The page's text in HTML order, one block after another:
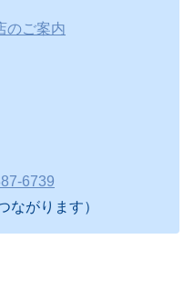
のご案内
6739
ながります）